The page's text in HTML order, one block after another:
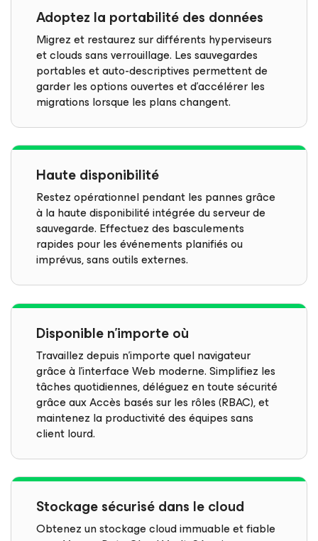
Adoptez la portabilité des données
Migrez et restaurez sur différents hyperviseurs
et clouds sans verrouillage. Les sauvegardes
portables et auto-descriptives permettent de
garder les options ouvertes et d’accélérer les
migrations lorsque les plans changent.
Haute disponibilité
Restez opérationnel pendant les pannes grâce
à la haute disponibilité intégrée du serveur de
sauvegarde. Effectuez des basculements
rapides pour les événements planifiés ou
imprévus, sans outils externes.
Disponible n’importe où
Travaillez depuis n’importe quel navigateur
grâce à l’interface Web moderne. Simplifiez les
tâches quotidiennes, déléguez en toute sécurité
grâce aux Accès basés sur les rôles (RBAC), et
maintenez la productivité des équipes sans
client lourd.
Stockage sécurisé dans le cloud
Obtenez un stockage cloud immuable et fiable